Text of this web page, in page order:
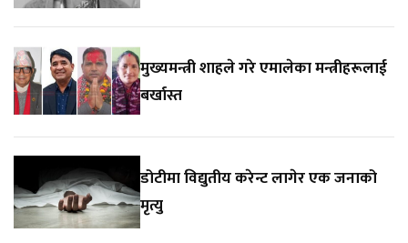
मुख्यमन्त्री शाहले गरे एमालेका मन्त्रीहरूलाई
बर्खास्त
डोटीमा विद्युतीय करेन्ट लागेर एक जनाको
मृत्यु